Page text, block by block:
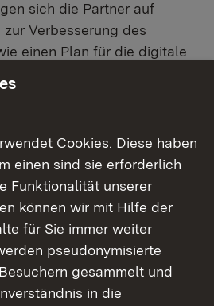
sich die Partner auf
Verbesserung des
einen Plan für die digitale
Schilder und
eine
Verkehrsflusses sowie
und lassen
verhindern.
im Stadt-
wächst dynamisch – und
auf unseren Straßen.
Schritt, dass wir im
Cookies. Diese haben
einen sind sie erforderlich
Funktionalität unserer
können wir mit Hilfe der
für Sie immer weiter
pseudonymisierte
gesammelt und
in die